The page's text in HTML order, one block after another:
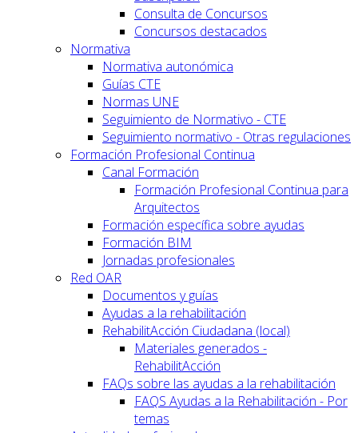
Consulta de Concursos
Concursos destacados
Normativa
Normativa autonómica
Guías CTE
Normas UNE
Seguimiento de Normativo - CTE
Seguimiento normativo - Otras regulaciones
Formación Profesional Continua
Canal Formación
Formación Profesional Continua para
Arquitectos
Formación específica sobre ayudas
Formación BIM
Jornadas profesionales
Red OAR
Documentos y guías
Ayudas a la rehabilitación
RehabilitAcción Ciudadana (local)
Materiales generados -
RehabilitAcción
FAQs sobre las ayudas a la rehabilitación
FAQS Ayudas a la Rehabilitación - Por
temas